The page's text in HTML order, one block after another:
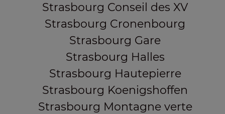
Strasbourg Conseil des XV
Strasbourg Cronenbourg
Strasbourg Gare
Strasbourg Halles
Strasbourg Hautepierre
Strasbourg Koenigshoffen
Strasbourg Montagne verte